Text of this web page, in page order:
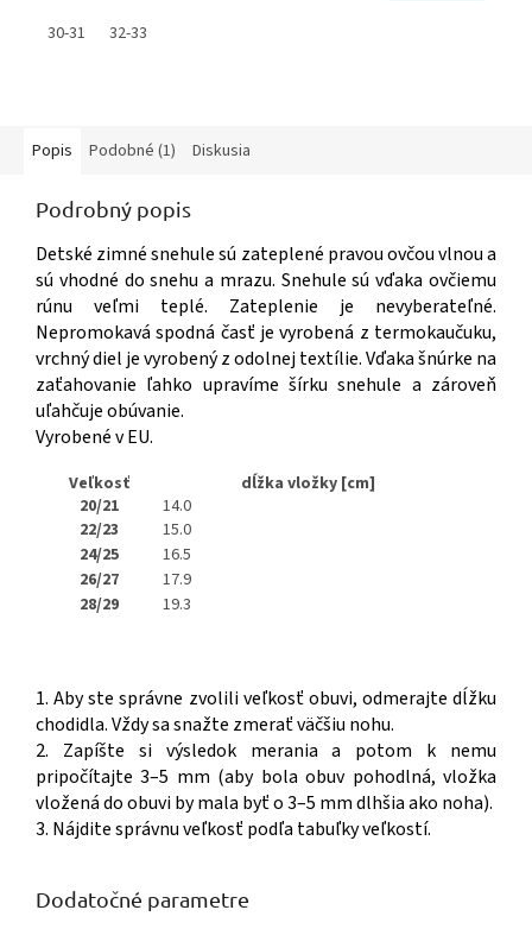
30-31 32-33
Popis Podobné (1) Diskusia
Podrobný popis
Detské zimné snehule sú zateplené pravou ovčou vlnou a
sú vhodné do snehu a mrazu. Snehule sú vďaka ovčiemu
rúnu veľmi teplé. Zateplenie je nevyberateľné.
Nepromokavá spodná časť je vyrobená z termokaučuku,
vrchný diel je vyrobený z odolnej textílie. Vďaka šnúrke na
zaťahovanie ľahko upravíme šírku snehule a zároveň
uľahčuje obúvanie.
Vyrobené v EU.
Veľkosť
dĺžka vložky [cm]
20/21
14.0
22/23
15.0
24/25
16.5
26/27
17.9
28/29
19.3
1. Aby ste správne zvolili veľkosť obuvi, odmerajte dĺžku
chodidla. Vždy sa snažte zmerať väčšiu nohu.
2. Zapíšte si výsledok merania a potom k nemu
pripočítajte 3–5 mm (aby bola obuv pohodlná, vložka
vložená do obuvi by mala byť o 3–5 mm dlhšia ako noha).
3. Nájdite správnu veľkosť podľa tabuľky veľkostí.
Dodatočné parametre